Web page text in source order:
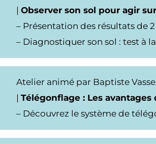
| Observer son sol pour agir
– Présentation des résultats de
– Diagnostiquer son sol : test à
Atelier animé par Baptiste
| Télégonflage : Les avantages
– Découvrez le système de